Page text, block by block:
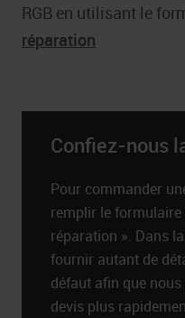
RGB en utilisant le
réparation
Confiez-nous
Pour commander
remplir le formulaire
réparation ». Dans
fournir autant de
défaut afin que
devis plus